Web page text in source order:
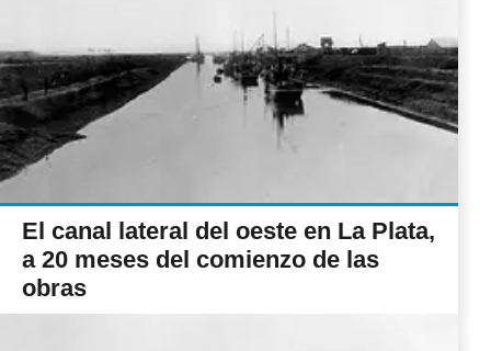
El canal lateral del oeste en La Plata,
a 20 meses del comienzo de las
obras